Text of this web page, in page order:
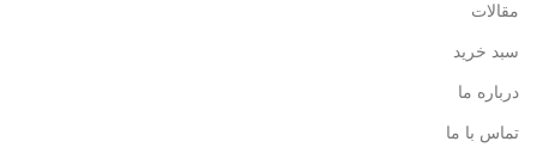
مقالات
سبد خرید
درباره ما
تماس با ما